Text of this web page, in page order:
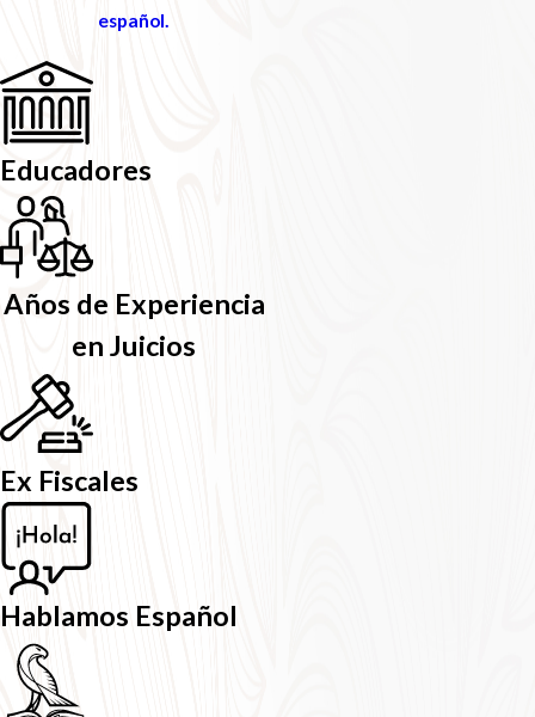
español.
Educadores
Años de Experiencia
en Juicios
Ex Fiscales
Hablamos Español